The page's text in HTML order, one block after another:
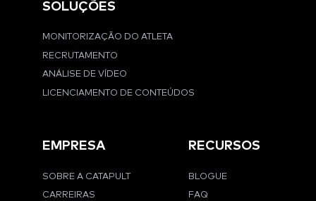
SOLUÇÕES
MONITORIZAÇÃO DO ATLETA
RECRUTAMENTO
ANÁLISE DE VÍDEO
LICENCIAMENTO DE CONTEÚDOS
EMPRESA
SOBRE A CATAPULT
CARREIRAS
RECURSOS
BLOGUE
FAQ